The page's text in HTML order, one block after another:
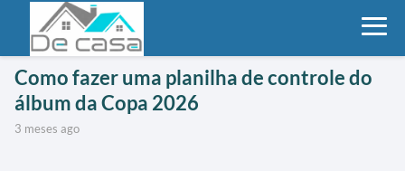
Como fazer uma planilha de controle do
álbum da Copa 2026
3 meses ago